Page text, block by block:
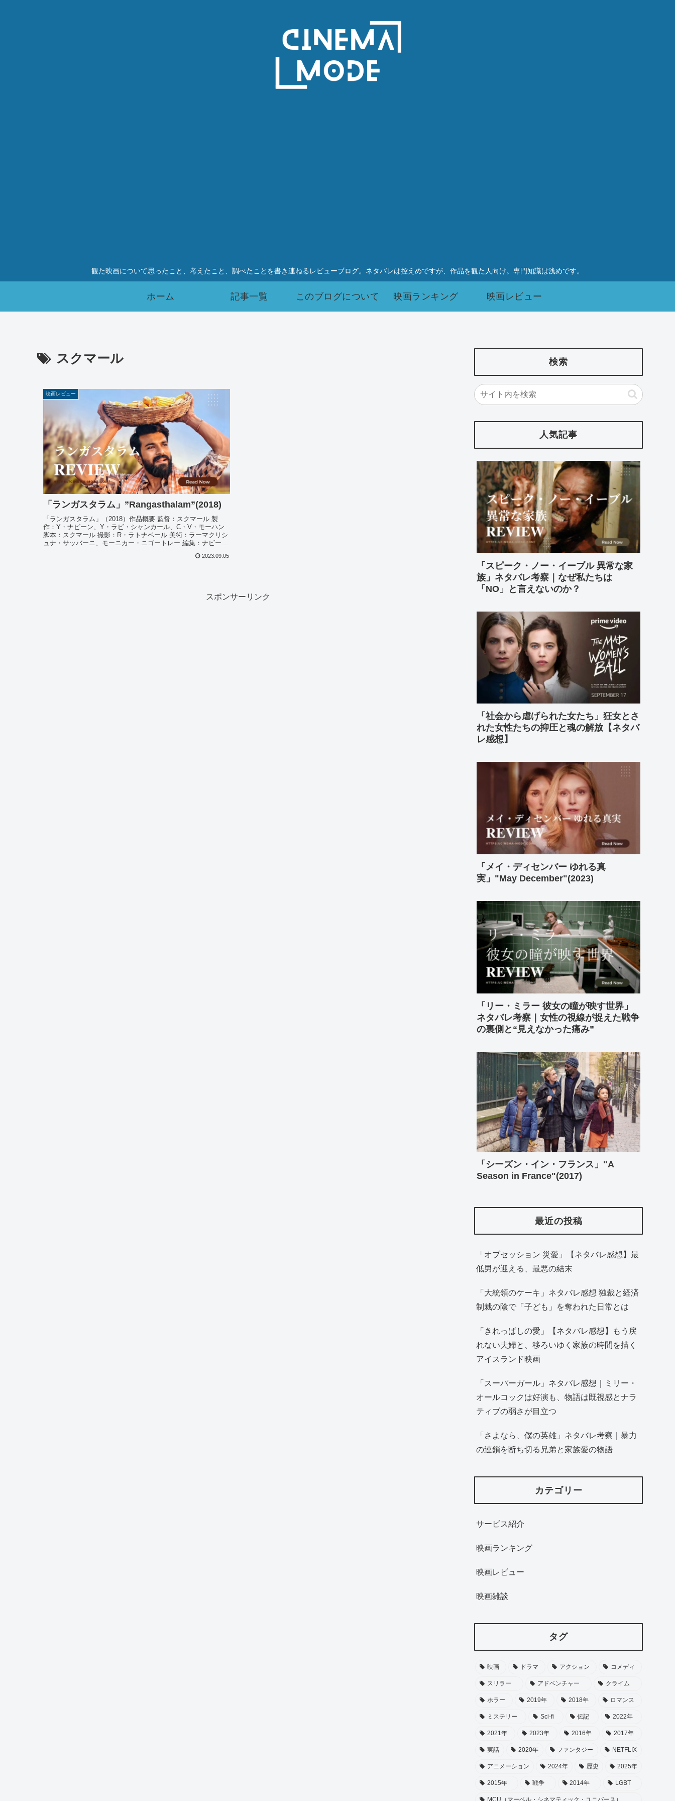
観た映画について思ったこと、考えたこと、調べたことを書き連ねるレビューブログ。ネタバレは控えめですが、作品を観た人向け。専門知識は浅めです。
ホーム 記事一覧 このブログについて 映画ランキング 映画レビュー
スクマール
映画レビュー
「ランガスタラム」”Rangasthalam”(2018)
「ランガスタラム」（2018）作品概要 監督：スクマール 製
作：Y・ナビーン、Y・ラビ・シャンカール、C・V・モーハン
脚本：スクマール 撮影：R・ラトナベール 美術：ラーマクリシ
ュナ・サッバーニ、モーニカー・ニゴートレー 編集：ナビー
2023.09.05
スポンサーリンク
検索
人気記事
「スピーク・ノー・イーブル 異常な家
族」ネタバレ考察｜なぜ私たちは
「NO」と言えないのか？
「社会から虐げられた女たち」狂女とさ
れた女性たちの抑圧と魂の解放【ネタバ
レ感想】
「メイ・ディセンバー ゆれる真
実」"May December"(2023)
「リー・ミラー 彼女の瞳が映す世界」
ネタバレ考察｜女性の視線が捉えた戦争
の裏側と“見えなかった痛み”
「シーズン・イン・フランス」"A
Season in France"(2017)
最近の投稿
「オブセッション 災愛」【ネタバレ感想】最
低男が迎える、最悪の結末
「大統領のケーキ」ネタバレ感想 独裁と経済
制裁の陰で「子ども」を奪われた日常とは
「きれっぱしの愛」【ネタバレ感想】もう戻
れない夫婦と、移ろいゆく家族の時間を描く
アイスランド映画
「スーパーガール」ネタバレ感想｜ミリー・
オールコックは好演も、物語は既視感とナラ
ティブの弱さが目立つ
「さよなら、僕の英雄」ネタバレ考察｜暴力
の連鎖を断ち切る兄弟と家族愛の物語
カテゴリー
サービス紹介
映画ランキング
映画レビュー
映画雑談
タグ
映画 ドラマ アクション コメディ
スリラー アドベンチャー クライム
ホラー 2019年 2018年 ロマンス
ミステリー Sci-fi 伝記 2022年
2021年 2023年 2016年 2017年
実話 2020年 ファンタジー NETFLIX
アニメーション 2024年 歴史 2025年
2015年 戦争 2014年 LGBT
MCU（マーベル・シネマティック・ユニバース）